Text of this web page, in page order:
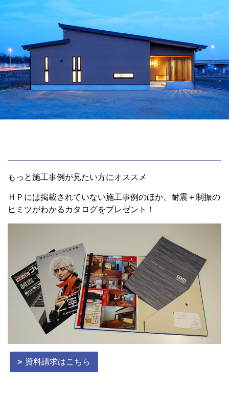
もっと施工事例が見たい方にオススメ
ＨＰには掲載されていない施工事例のほか、耐震＋制振の
ヒミツがわかるカタログをプレゼント！
資料請求はこちら